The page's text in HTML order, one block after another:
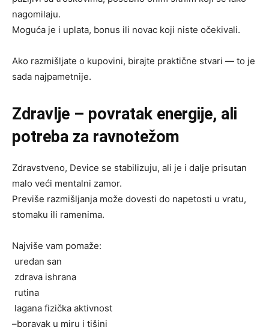
nagomilaju.
Moguća je i uplata, bonus ili novac koji niste očekivali.
Ako razmišljate o kupovini, birajte praktične stvari — to je
sada najpametnije.
Zdravlje – povratak energije, ali
potreba za ravnotežom
Zdravstveno, Device se stabilizuju, ali je i dalje prisutan
malo veći mentalni zamor.
Previše razmišljanja može dovesti do napetosti u vratu,
stomaku ili ramenima.
Najviše vam pomaže:
uredan san
zdrava ishrana
rutina
lagana fizička aktivnost
–boravak u miru i tišini